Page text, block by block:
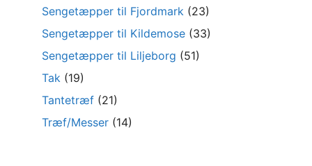
Sengetæpper til Fjordmark (23)
Sengetæpper til Kildemose (33)
Sengetæpper til Liljeborg (51)
Tak (19)
Tantetræf (21)
Træf/Messer (14)